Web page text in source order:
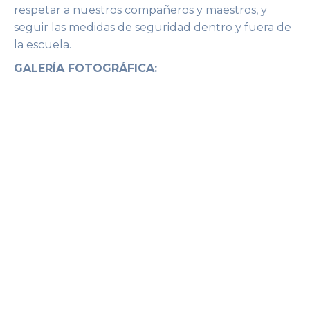
respetar a nuestros compañeros y maestros, y
seguir las medidas de seguridad dentro y fuera de
la escuela.
GALERÍA FOTOGRÁFICA: